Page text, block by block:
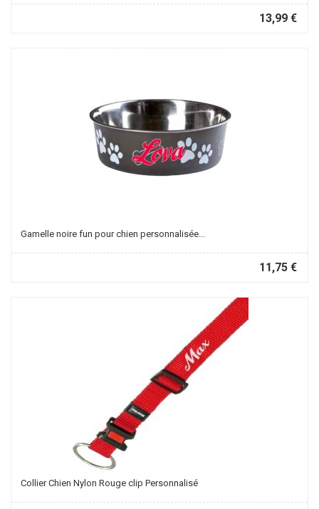
13,99 €
Gamelle noire fun pour chien personnalisée...
11,75 €
Collier Chien Nylon Rouge clip Personnalisé